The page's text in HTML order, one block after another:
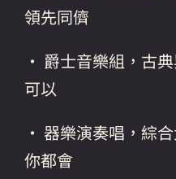
領先同儕
• 爵士音樂組，古
可以
• 器樂演奏唱，綜
你都會